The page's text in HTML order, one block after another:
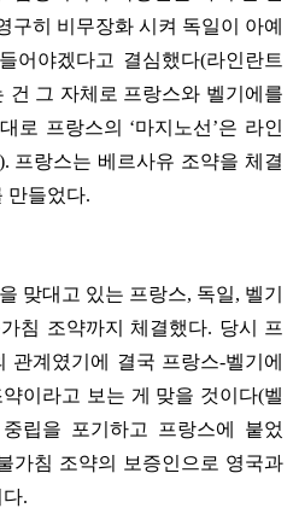
구히 비무장화 시켜 독일이 아예
어야겠다고 결심했다(라인란트
건 그 자체로 프랑스와 벨기에를
로 프랑스의 ‘마지노선’은 라인
프랑스는 베르사유 조약을 체결
만들었다.
맞대고 있는 프랑스, 독일, 벨기
침 조약까지 체결했다. 당시 프
관계였기에 결국 프랑스-벨기에
이라고 보는 게 맞을 것이다(벨
립을 포기하고 프랑스에 붙었
가침 조약의 보증인으로 영국과
.